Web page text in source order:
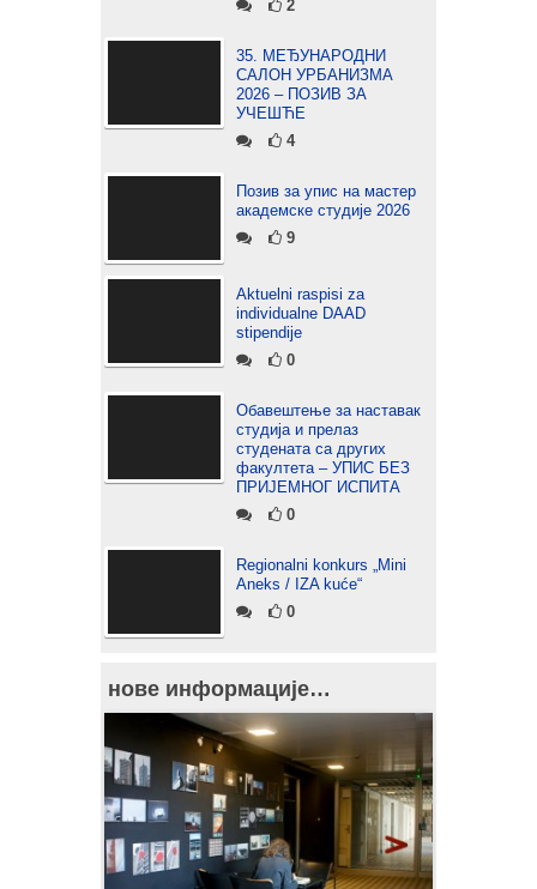
2
35. МЕЂУНАРОДНИ
САЛОН УРБАНИЗМА
2026 – ПОЗИВ ЗА
УЧЕШЋЕ
4
Позив за упис на мастер
академске студије 2026
9
Aktuelni raspisi za
individualne DAAD
stipendije
0
Обавештење за наставак
студија и прелаз
студената са других
факултета – УПИС БЕЗ
ПРИЈЕМНОГ ИСПИТА
0
Regionalni konkurs „Mini
Aneks / IZA kuće“
0
нове информације…